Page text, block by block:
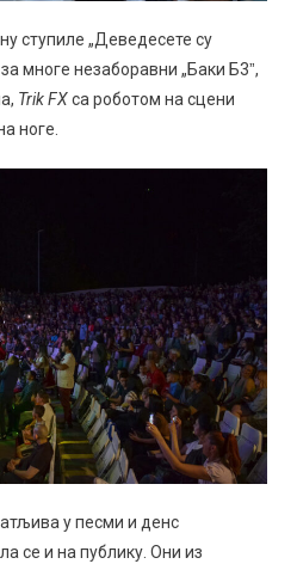
ступиле „Деведесете су
многе незаборавни „Баки Б3ˮ,
Trik FXса роботом на сцени
ноге.
у песми и денс
се и на публику. Они из